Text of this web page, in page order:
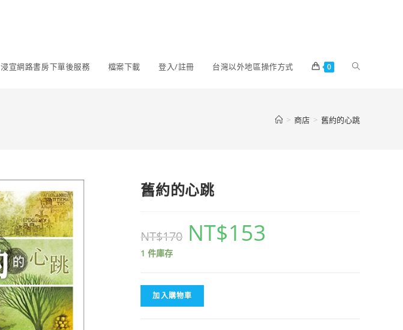
浸宣網路書房下單後服務 檔案下載 登入/註冊 台灣以外地區操作方式 0
> 商店 > 舊約的心跳
舊約的心跳
NT$170 NT$153
1 件庫存
加入購物車